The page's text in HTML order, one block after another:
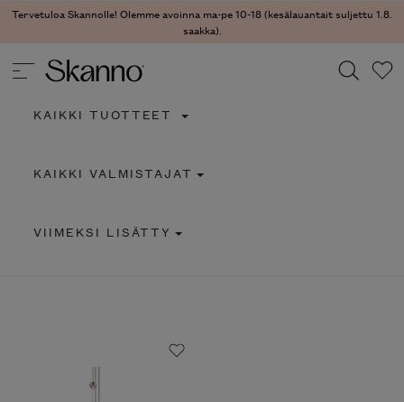
Tervetuloa Skannolle! Olemme avoinna ma-pe 10-18 (kesälauantait suljettu 1.8.
saakka).
Type 2 or more characters for results.
KAIKKI TUOTTEET
KAIKKI VALMISTAJAT
VIIMEKSI LISÄTTY